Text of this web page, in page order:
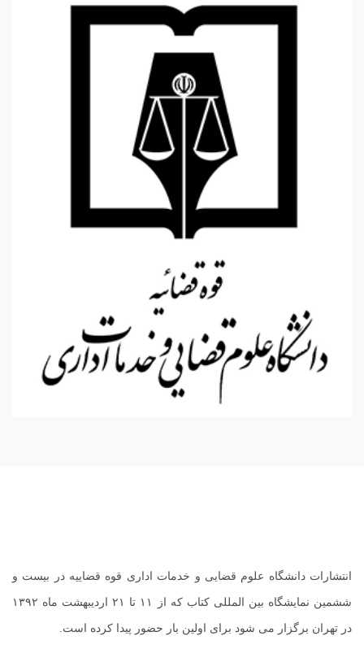
انتشارات دانشگاه علوم قضایی و خدمات اداری قوه قضاییه در بیست و
ششمین نمایشگاه بین المللی کتاب که از ۱۱ تا ۲۱ اردیبهشت ماه ۱۳۹۲
در تهران برگزار می شود برای اولین بار حضور پیدا کرده است.